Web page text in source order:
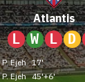
Atlantis
L W L D
P. Ejeh 17'
P. Ejeh 45'+6'